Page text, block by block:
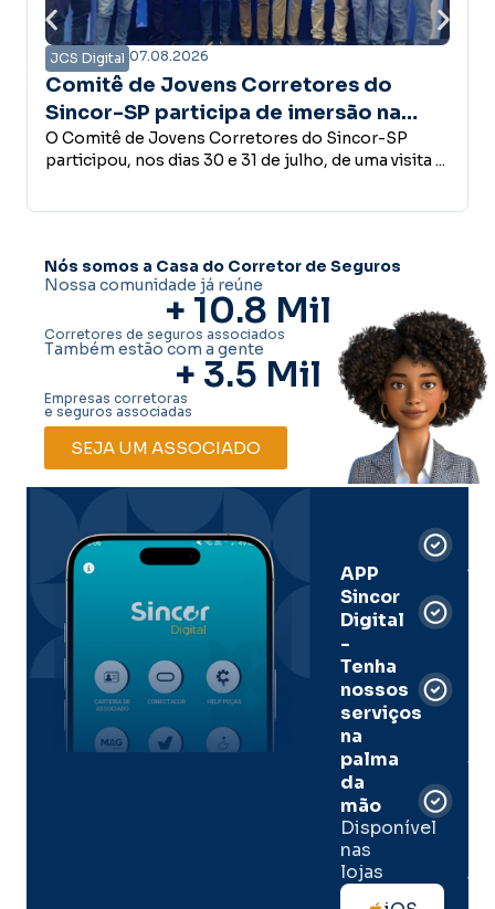
Corretores do
de imersão na
estrutura do Grupo
do Sincor-SP
de julho, de uma visita ...
Campanha Amanhã
confiança é a base do
desenvolvimento
Empreender, investir,
conceder crédito ou abrir
Nós somos a Casa do Corretor de Seguros
Nossa comunidade já reúne
+ 10.8 Mil
Corretores de seguros associados
Também estão com a gente
+ 3.5 Mil
Empresas corretoras
e seguros associadas
SEJA UM ASSOCIADO
APP
Sincor
Digital
-
Tenha
nossos
serviços
na
palma
da
mão
Disponível
nas
lojas
Sua